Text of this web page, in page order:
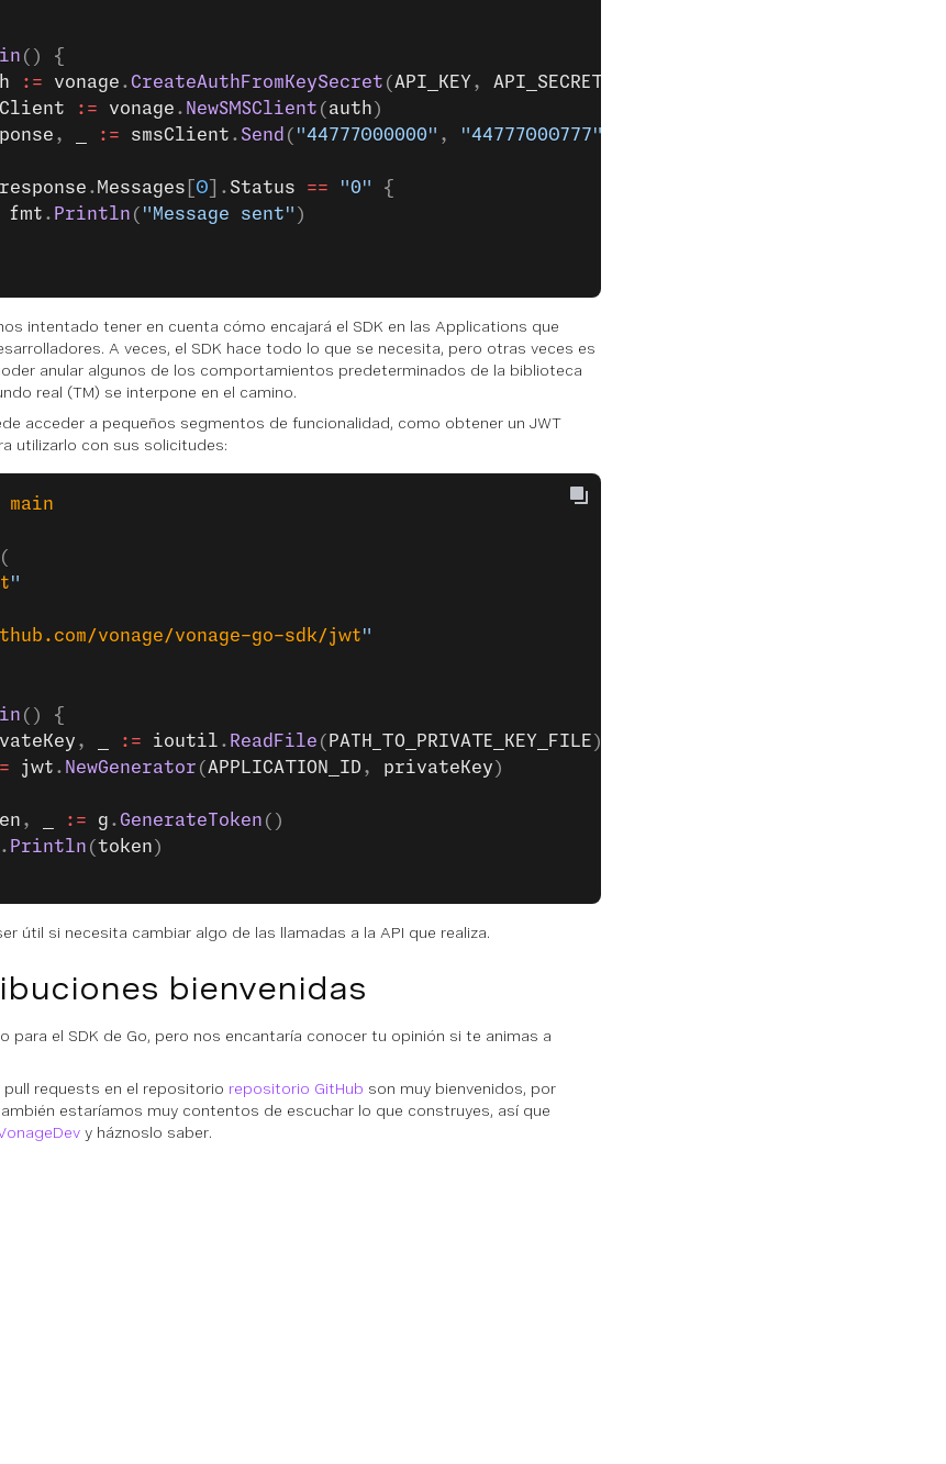
() {
:= vonage .CreateAuthFromKeySecret ( API_KEY , API_SECRET
:= vonage . NewSMSClient ( auth )
, := smsClient . Send ( "44777000000" , "44777000777"
. Messages 0 ]. Status == "0"
{
		fmt
. Println ( "Message sent" )
intentado tener en cuenta cómo encajará el SDK en las Applications que
A veces, el SDK hace todo lo que se necesita, pero otras veces es
anular algunos de los comportamientos predeterminados de la biblioteca
real (TM) se interpone en el camino.
acceder a pequeños segmentos de funcionalidad, como obtener un JWT
utilizarlo con sus solicitudes:
main
"
vonage/vonage-go-sdk/jwt"
() {
, := ioutil . ReadFile ( PATH_TO_PRIVATE_KEY_FILE )
jwt . NewGenerator ( APPLICATION_ID , privateKey )
, := g .GenerateToken ()
. Println (token )
útil si necesita cambiar algo de las llamadas a la API que realiza.
bienvenidas
para el SDK de Go, pero nos encantaría conocer tu opinión si te animas a
pull requests en el repositorio repositorio GitHub son muy bienvenidos, por
estaríamos muy contentos de escuchar lo que construyes, así que
y háznoslo saber.